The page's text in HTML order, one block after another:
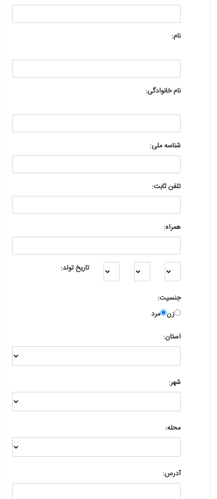
نام:
نام خانوادگی:
شناسه ملی:
تلفن ثابت:
همراه:
تاریخ تولد:
جنسیت:
زن مرد
استان:
شهر:
محله:
آدرس: